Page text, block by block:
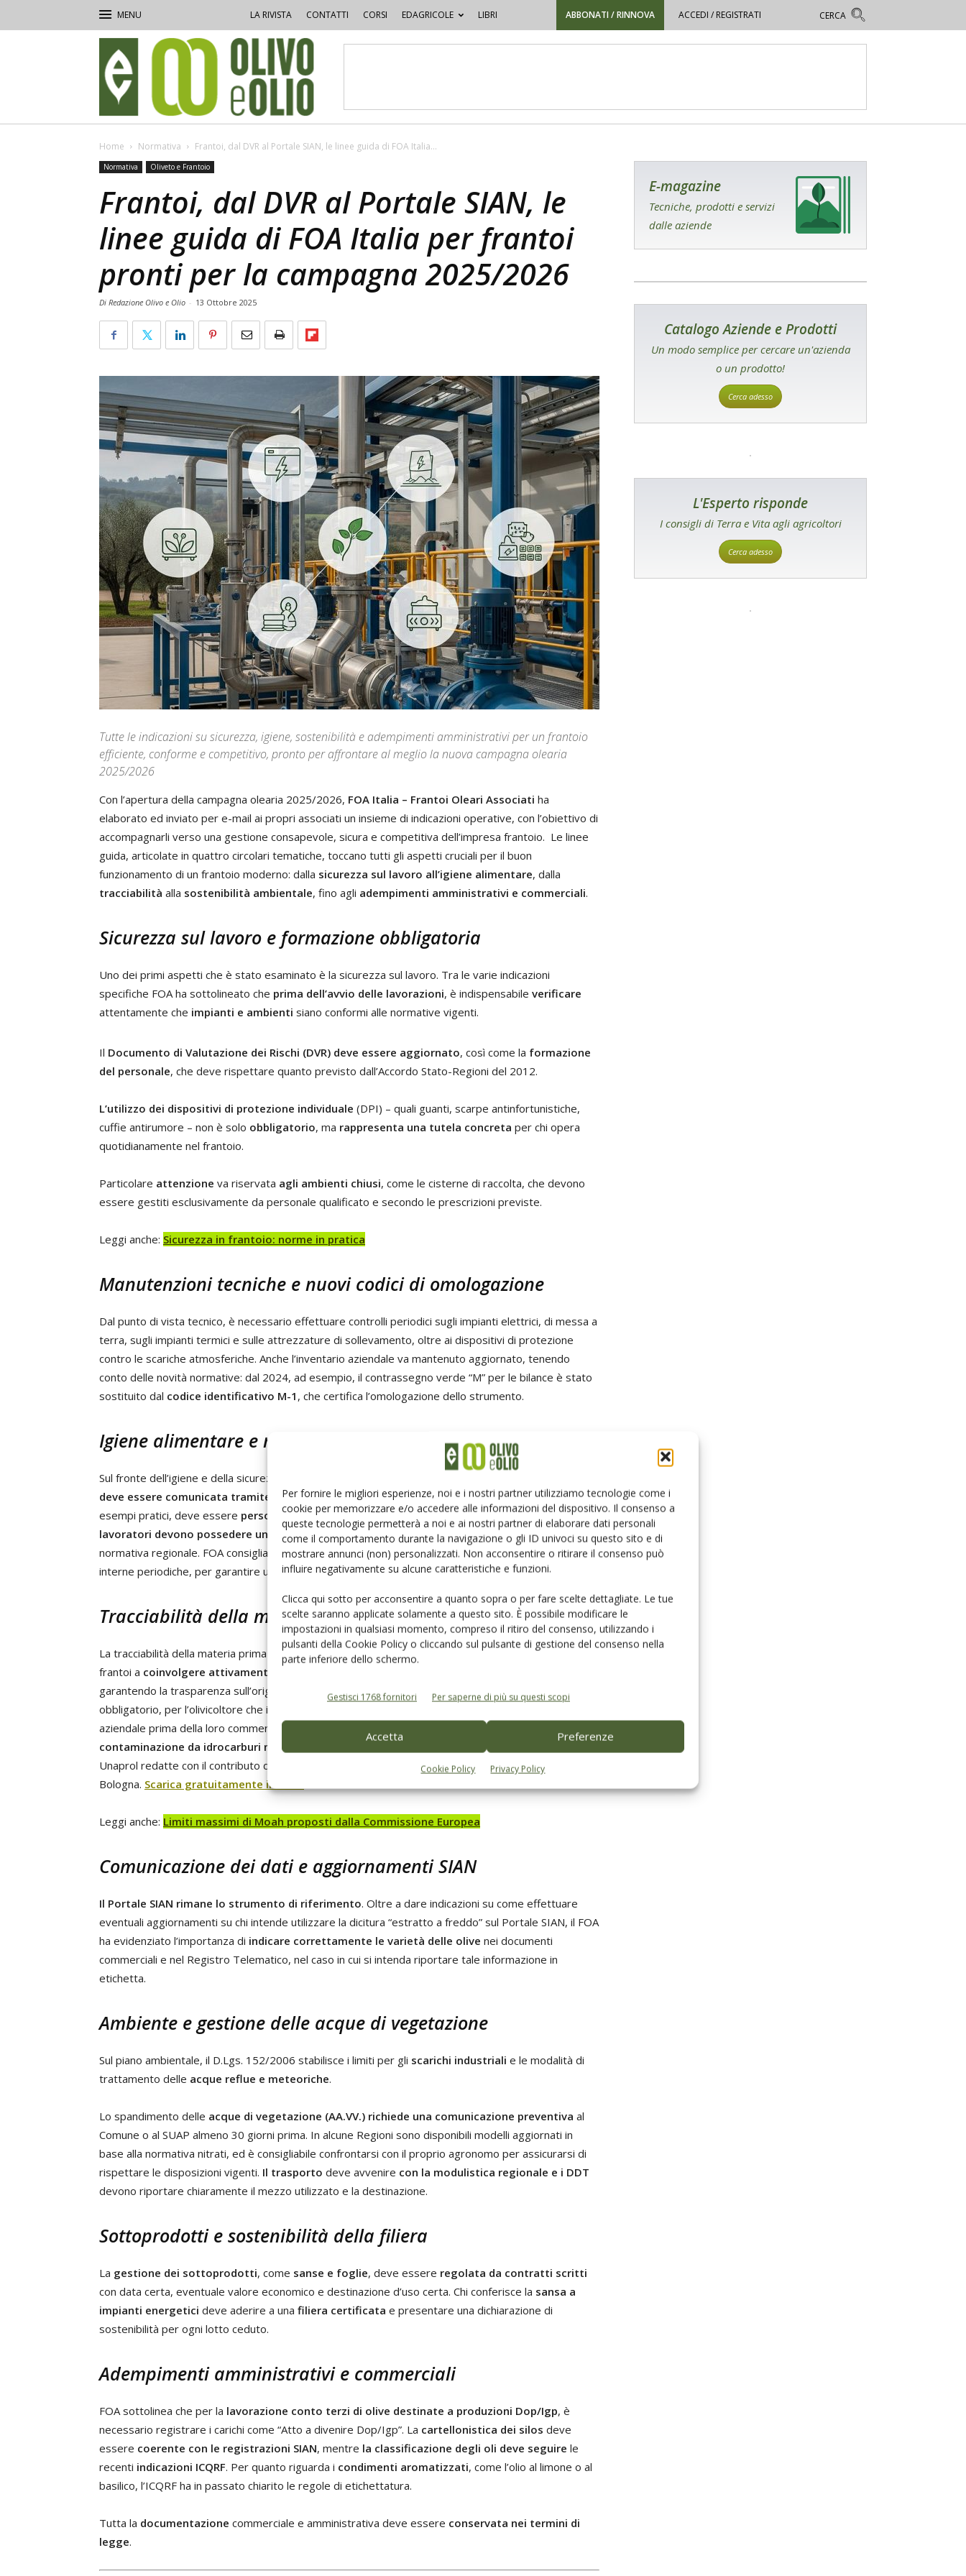
Per fornire le migliori esperienze, noi e i nostri partner utilizziamo tecnologie come i
cookie per memorizzare e/o accedere alle informazioni del dispositivo. Il consenso a
queste tecnologie permetterà a noi e ai nostri partner di elaborare dati personali
come il comportamento durante la navigazione o gli ID univoci su questo sito e di
mostrare annunci (non) personalizzati. Non acconsentire o ritirare il consenso può
influire negativamente su alcune caratteristiche e funzioni.
Clicca qui sotto per acconsentire a quanto sopra o per fare scelte dettagliate. Le tue
scelte saranno applicate solamente a questo sito. È possibile modificare le
impostazioni in qualsiasi momento, compreso il ritiro del consenso, utilizzando i
pulsanti della Cookie Policy o cliccando sul pulsante di gestione del consenso nella
parte inferiore dello schermo.
Gestisci 1768 fornitori Per saperne di più su questi scopi
Accetta Preferenze
Cookie Policy Privacy Policy
LA RIVISTA CONTATTI CORSI EDAGRICOLE LIBRI ABBONATI / RINNOVA ACCEDI / REGISTRATI
e
Olio
Home Normativa Frantoi, dal DVR al Portale SIAN, le linee guida di FOA Italia...
Normativa Oliveto e Frantoio
Frantoi, dal DVR al Portale SIAN, le
linee guida di FOA Italia per frantoi
pronti per la campagna 2025/2026
Di Redazione Olivo e Olio - 13 Ottobre 2025
Tutte le indicazioni su sicurezza, igiene, sostenibilità e adempimenti amministrativi per un frantoio
efficiente, conforme e competitivo, pronto per affrontare al meglio la nuova campagna olearia
2025/2026
Con l’apertura della campagna olearia 2025/2026, FOA Italia – Frantoi Oleari Associati ha
elaborato ed inviato per e-mail ai propri associati un insieme di indicazioni operative, con l’obiettivo di
accompagnarli verso una gestione consapevole, sicura e competitiva dell’impresa frantoio. Le linee
guida, articolate in quattro circolari tematiche, toccano tutti gli aspetti cruciali per il buon
funzionamento di un frantoio moderno: dalla sicurezza sul lavoro all’igiene alimentare, dalla
tracciabilità alla sostenibilità ambientale, fino agli adempimenti amministrativi e commerciali.
Sicurezza sul lavoro e formazione obbligatoria
Uno dei primi aspetti che è stato esaminato è la sicurezza sul lavoro. Tra le varie indicazioni
specifiche FOA ha sottolineato che prima dell’avvio delle lavorazioni, è indispensabile verificare
attentamente che impianti e ambienti siano conformi alle normative vigenti.
Il Documento di Valutazione dei Rischi (DVR) deve essere aggiornato, così come la formazione
del personale, che deve rispettare quanto previsto dall’Accordo Stato-Regioni del 2012.
L’utilizzo dei dispositivi di protezione individuale (DPI) – quali guanti, scarpe antinfortunistiche,
cuffie antirumore – non è solo obbligatorio, ma rappresenta una tutela concreta per chi opera
quotidianamente nel frantoio.
Particolare attenzione va riservata agli ambienti chiusi, come le cisterne di raccolta, che devono
essere gestiti esclusivamente da personale qualificato e secondo le prescrizioni previste.
Leggi anche: Sicurezza in frantoio: norme in pratica
Manutenzioni tecniche e nuovi codici di omologazione
Dal punto di vista tecnico, è necessario effettuare controlli periodici sugli impianti elettrici, di messa a
terra, sugli impianti termici e sulle attrezzature di sollevamento, oltre ai dispositivi di protezione
contro le scariche atmosferiche. Anche l’inventario aziendale va mantenuto aggiornato, tenendo
conto delle novità normative: dal 2024, ad esempio, il contrassegno verde “M” per le bilance è stato
sostituito dal codice identificativo M-1 , che certifica l’omologazione dello strumento.
Igiene alimentare e manuale HACCP aggiornato
Sul fronte dell’igiene e della sicurezza alimentare, FOA Italia ricorda che
deve essere comunicata tramite SCIA al SUAP comunale. Ilmanuale HACCP, facendo alcuni
esempi pratici, deve essere personalizzatoe rivisto in base ai cambiamenti produttivi, mentrei
lavoratori devono possedere un attestato valido, anche ottenuto online se previsto dalla
normativa regionale. FOA consiglia di affiancare ai controlli ufficiali delle autorità anche verifiche
interne periodiche, per garantire un livello costante di qualità e sicurezza.
Tracciabilità della materia prima
La tracciabilità della materia prima rappresenta un altro pilastro fondamentale. FOA Italia invita i
frantoi a coinvolgere attivamente i fornitori di olive
garantendo la trasparenza sull’origine e della provenienza del prodotto ricordando che è
obbligatorio, per l’olivicoltore che intende vendere la materia prima, costituire/aggiornare il fascicolo
aziendale prima della loro commercializzazione. Un
tema particolarmente delicato
contaminazione da idrocarburi minerali
(MOSH e MOAH), affrontato nelle Linee Guida FOA–
Unaprol redatte con il contributo del mondo accademico e disponibili sul sito dell’Università di
Bologna. Scarica gratuitamente il testo
Leggi anche: Limiti massimi di Moah proposti dalla Commissione Europea
Comunicazione dei dati e aggiornamenti SIAN
Il Portale SIAN rimane lo strumento di riferimento. Oltre a dare indicazioni su come effettuare
eventuali aggiornamenti su chi intende utilizzare la dicitura “estratto a freddo” sul Portale SIAN, il FOA
ha evidenziato l’importanza di indicare correttamente le varietà delle olive nei documenti
commerciali e nel Registro Telematico, nel caso in cui si intenda riportare tale informazione in
etichetta.
Ambiente e gestione delle acque di vegetazione
Sul piano ambientale, il D.Lgs. 152/2006 stabilisce i limiti per gli scarichi industriali e le modalità di
trattamento delle acque reflue e meteoriche.
Lo spandimento delle acque di vegetazione (AA.VV.) richiede una comunicazione preventiva al
Comune o al SUAP almeno 30 giorni prima. In alcune Regioni sono disponibili modelli aggiornati in
base alla normativa nitrati, ed è consigliabile confrontarsi con il proprio agronomo per assicurarsi di
rispettare le disposizioni vigenti. Il trasporto deve avvenire con la modulistica regionale e i DDT
devono riportare chiaramente il mezzo utilizzato e la destinazione.
Sottoprodotti e sostenibilità della filiera
La gestione dei sottoprodotti, come sanse e foglie, deve essere regolata da contratti scritti
con data certa, eventuale valore economico e destinazione d’uso certa. Chi conferisce la sansa a
impianti energetici deve aderire a una filiera certificata e presentare una dichiarazione di
sostenibilità per ogni lotto ceduto.
Adempimenti amministrativi e commerciali
FOA sottolinea che per la lavorazione conto terzi di olive destinate a produzioni Dop/Igp, è
necessario registrare i carichi come “Atto a divenire Dop/Igp”. La cartellonistica dei silos deve
essere coerente con le registrazioni SIAN, mentre la classificazione degli oli deve seguire le
recenti indicazioni ICQRF. Per quanto riguarda i condimenti aromatizzati, come l’olio al limone o al
basilico, l’ICQRF ha in passato chiarito le regole di etichettatura.
Tutta la documentazione commerciale e amministrativa deve essere conservata nei termini di
legge.
E-magazine
Tecniche, prodotti e servizi
dalle aziende
Catalogo Aziende e Prodotti
Un modo semplice per cercare un'azienda
o un prodotto!
Cerca adesso
L'Esperto risponde
I consigli di Terra e Vita agli agricoltori
Cerca adesso